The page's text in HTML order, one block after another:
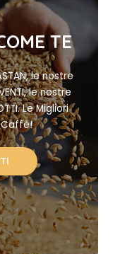
TE
le nostre
le nostre
Le Migliori